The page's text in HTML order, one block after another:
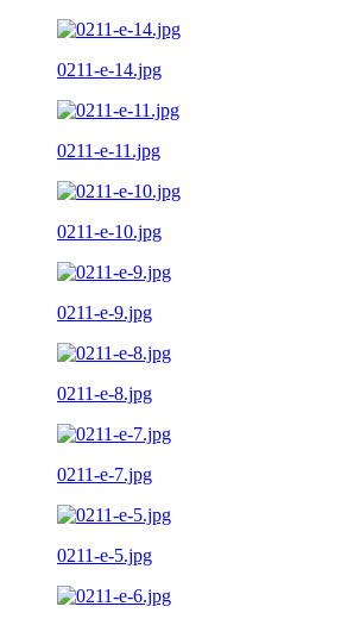
0211-e-14.jpg
0211-e-11.jpg
0211-e-10.jpg
0211-e-9.jpg
0211-e-8.jpg
0211-e-7.jpg
0211-e-5.jpg